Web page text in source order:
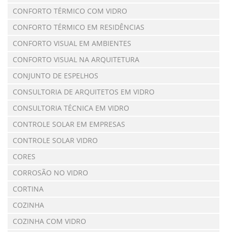
CONFORTO TÉRMICO COM VIDRO
CONFORTO TÉRMICO EM RESIDÊNCIAS
CONFORTO VISUAL EM AMBIENTES
CONFORTO VISUAL NA ARQUITETURA
CONJUNTO DE ESPELHOS
CONSULTORIA DE ARQUITETOS EM VIDRO
CONSULTORIA TÉCNICA EM VIDRO
CONTROLE SOLAR EM EMPRESAS
CONTROLE SOLAR VIDRO
CORES
CORROSÃO NO VIDRO
CORTINA
COZINHA
COZINHA COM VIDRO